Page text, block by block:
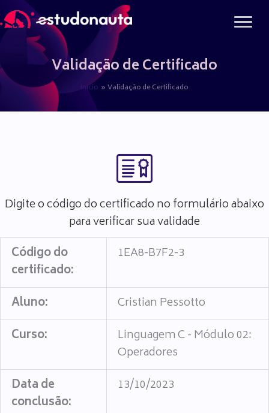
para
conteúdoValidação de Certificado
Início Validação de Certificado
Digite o código do certificado no formulário abaixo
para verificar sua validade
Código do
certificado:
1EA8-B7F2-3
Aluno:
Cristian Pessotto
Curso:
Linguagem C - Módulo 02:
Operadores
Data de
conclusão:
13/10/2023